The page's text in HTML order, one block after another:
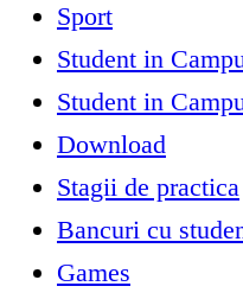
Sport
Student in
Student in
Download
Stagii de practica
Bancuri cu
Games